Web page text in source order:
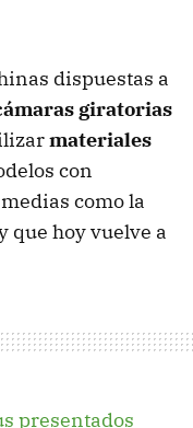
dispuestas a
giratorias
materiales
con
como la
que hoy vuelve a
presentados